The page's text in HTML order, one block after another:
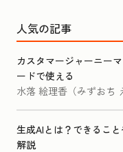
人気の記事
カスタマージャーニー
ードで使える
水落 絵理香（みずおち
生成AIとは？できるこ
解説